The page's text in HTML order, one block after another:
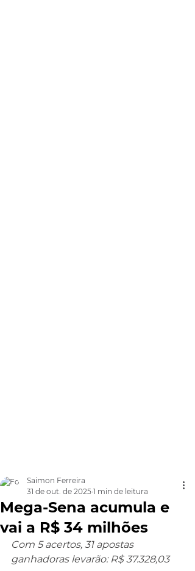
Mega-Sena acumula e
vai a R$ 34 milhões
Saimon Ferreira
31 de out. de 2025 1 min de leitura
Com 5 acertos, 31 apostas
ganhadoras levarão: R$ 37.328,03